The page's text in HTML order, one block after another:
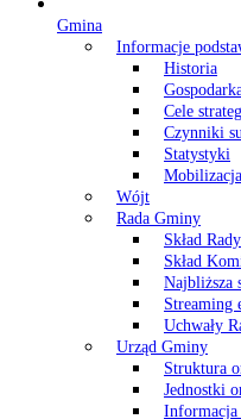
Gmina
Informacje
Historia
Cele
Czynniki
Statystyki
Mobilizacja
Wójt
Rada Gminy
Skład Rady
Skład
Najbliższa
Streaming
Uchwały
Urząd Gminy
Struktura
Jednostki
Informacja